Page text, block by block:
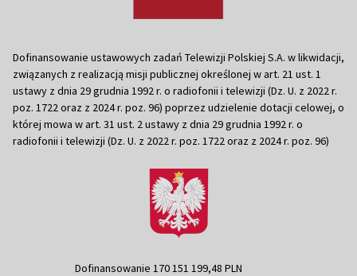
Dofinansowanie ustawowych zadań Telewizji Polskiej S.A. w likwidacji,
związanych z realizacją misji publicznej określonej w art. 21 ust. 1
ustawy z dnia 29 grudnia 1992 r. o radiofonii i telewizji (Dz. U. z 2022 r.
poz. 1722 oraz z 2024 r. poz. 96) poprzez udzielenie dotacji celowej, o
której mowa w art. 31 ust. 2 ustawy z dnia 29 grudnia 1992 r. o
radiofonii i telewizji (Dz. U. z 2022 r. poz. 1722 oraz z 2024 r. poz. 96)
Dofinansowanie 170 151 199,48 PLN